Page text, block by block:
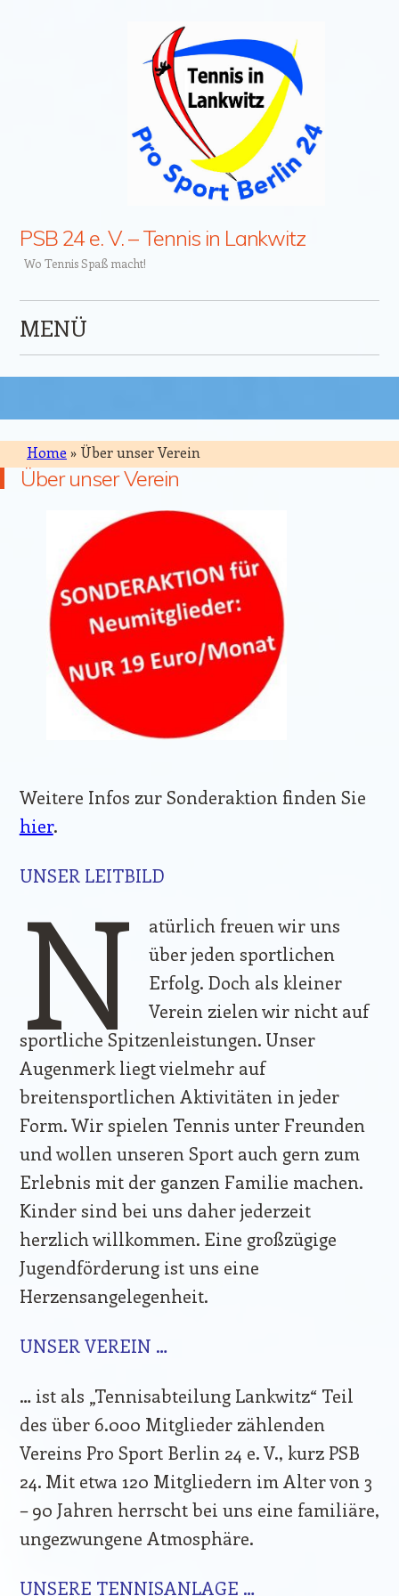
PSB 24 e. V. – Tennis in Lankwitz
Wo Tennis Spaß macht!
MENÜ
Home » Über unser Verein
Über unser Verein
Weitere Infos zur Sonderaktion finden Sie
hier.
UNSER LEITBILD
N
atürlich freuen wir uns
über jeden sportlichen
Erfolg. Doch als kleiner
Verein zielen wir nicht auf
sportliche Spitzenleistungen. Unser
Augenmerk liegt vielmehr auf
breitensportlichen Aktivitäten in jeder
Form. Wir spielen Tennis unter Freunden
und wollen unseren Sport auch gern zum
Erlebnis mit der ganzen Familie machen.
Kinder sind bei uns daher jederzeit
herzlich willkommen. Eine großzügige
Jugendförderung ist uns eine
Herzensangelegenheit.
UNSER VEREIN …
… ist als „Tennisabteilung Lankwitz“ Teil
des über 6.000 Mitglieder zählenden
Vereins Pro Sport Berlin 24 e. V., kurz PSB
24. Mit etwa 120 Mitgliedern im Alter von 3
– 90 Jahren herrscht bei uns eine familiäre,
ungezwungene Atmosphäre.
UNSERE TENNISANLAGE …